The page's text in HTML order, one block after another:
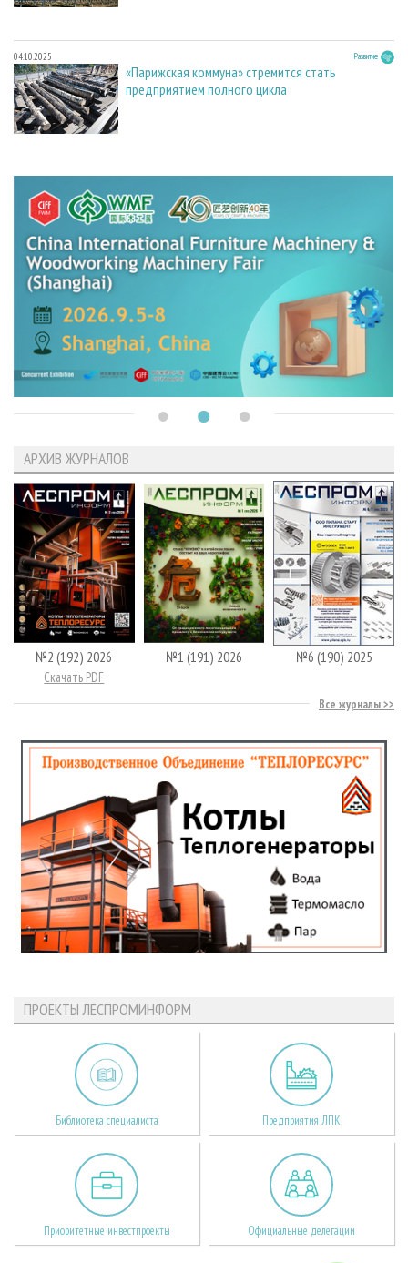
04.10.2025 Развитие
«Парижская коммуна» стремится стать
предприятием полного цикла
АРХИВ ЖУРНАЛОВ
№2 (192) 2026
Скачать PDF
№1 (191) 2026 №6 (190) 2025
Все журналы
ПРОЕКТЫ ЛЕСПРОМИНФОРМ
Библиотека специалиста Предприятия ЛПК
Приоритетные инвестпроекты Официальные делегации